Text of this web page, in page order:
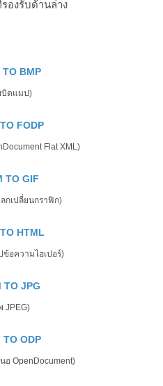
องรับด้านล่าง
TO BMP
บิตแมป)
FODP
Flat XML)
TO GIF
กเปลี่ยนกราฟิก)
HTML
อความไฮเปอร์)
TO JPG
JPEG)
TO ODP
อ OpenDocument)